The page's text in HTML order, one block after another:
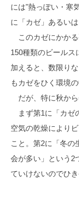
には"熱っぽい・寒
に「カゼ」あるい
このカゼにかかる
150種類のビール
加えると、数限り
もカゼをひく環境
だが、特に秋か
まず第1に「カゼ
空気の乾燥により
こと。第2に「冬の
会が多い」という2
ていけないのでひき